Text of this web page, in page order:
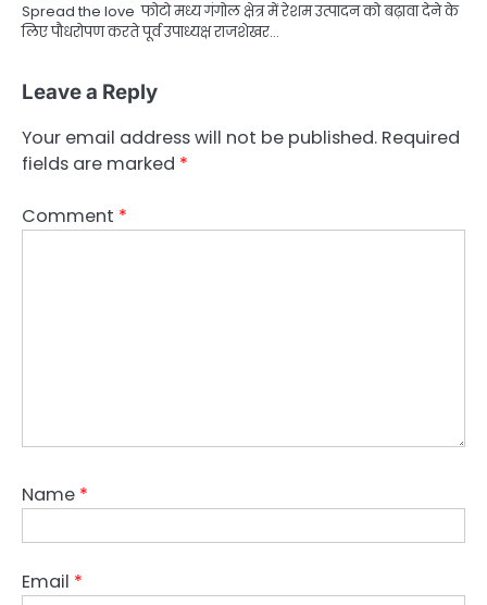
Spread the love फोटो मध्य गंगोल क्षेत्र में रेशम उत्पादन को बढ़ावा देने के
लिए पौधरोपण करते पूर्व उपाध्यक्ष राजशेखर…
Leave a Reply
Your email address will not be published. Required
fields are marked *
Comment *
Name *
Email *